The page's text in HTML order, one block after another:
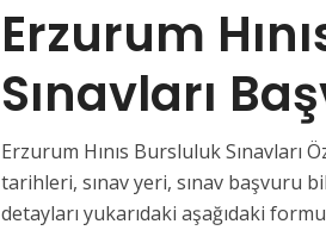
Erzurum
Sınavları
Erzurum Hınıs Bursluluk Sınavları
tarihleri, sınav yeri, sınav başvuru
detayları yukarıdaki aşağıdaki